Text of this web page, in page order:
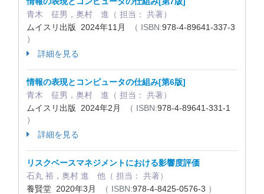
青木 征男，奥村 進（ 担当： 共著）
ムイスリ出版 2024年11月
（ ISBN:978-4-89641-337-3
）
詳細を見る
情報の表現とコンピュータの仕組み[第6版]
青木 征男，奥村 進（ 担当： 共著）
ムイスリ出版 2024年2月
（ ISBN:978-4-89641-331-1
）
詳細を見る
リスクベースマネジメントにおける影響度評価
石丸 裕，奥村 進 他（ 担当： 共著）
養賢堂 2020年3月
（ ISBN:978-4-8425-0576-3 ）